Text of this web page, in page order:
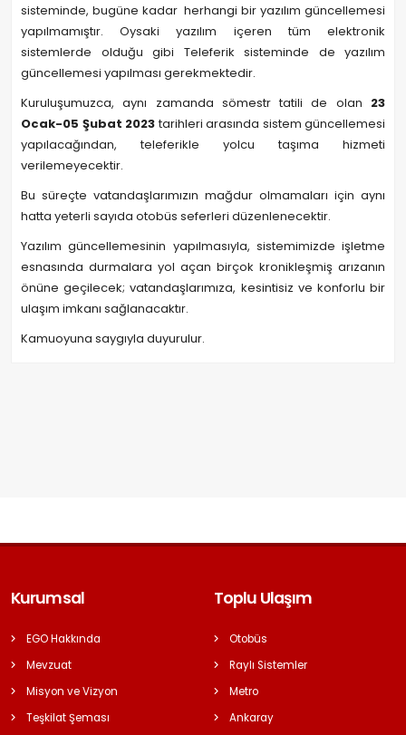
sisteminde, bugüne kadar herhangi bir yazılım güncellemesi
yapılmamıştır. Oysaki yazılım içeren tüm elektronik
sistemlerde olduğu gibi Teleferik sisteminde de yazılım
güncellemesi yapılması gerekmektedir.
Kuruluşumuzca, aynı zamanda sömestr tatili de olan 23
Ocak-05 Şubat 2023tarihleri arasında sistem güncellemesi
yapılacağından, teleferikle yolcu taşıma hizmeti
verilemeyecektir.
Bu süreçte vatandaşlarımızın mağdur olmamaları için aynı
hatta yeterli sayıda otobüs seferleri düzenlenecektir.
Yazılım güncellemesinin yapılmasıyla, sistemimizde işletme
esnasında durmalara yol açan birçok kronikleşmiş arızanın
önüne geçilecek; vatandaşlarımıza, kesintisiz ve konforlu bir
ulaşım imkanı sağlanacaktır.
Kamuoyuna saygıyla duyurulur.
Kurumsal
EGO Hakkında
Mevzuat
Misyon ve Vizyon
Teşkilat Şeması
Toplu Ulaşım
Otobüs
Raylı Sistemler
Metro
Ankaray